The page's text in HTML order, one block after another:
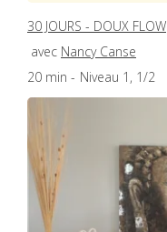
30 JOURS - DOUX FLOW
avec Nancy Canse
20 min - Niveau 1, 1/2